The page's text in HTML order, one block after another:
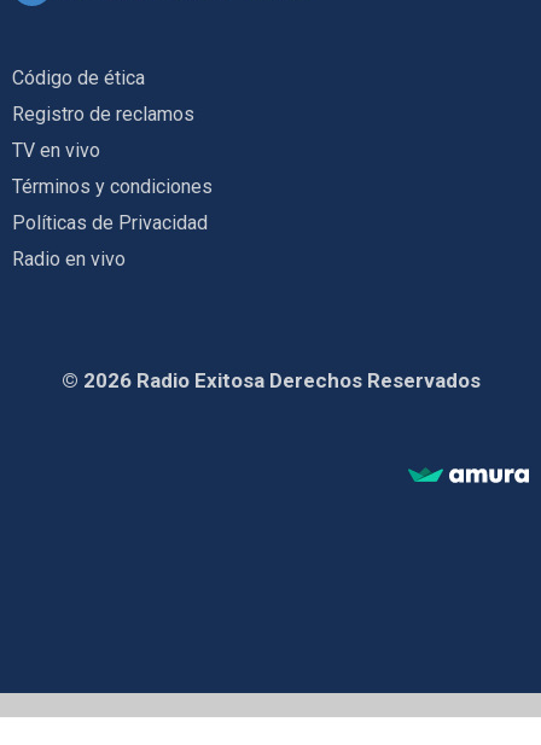
Código de ética
Registro de reclamos
TV en vivo
Términos y condiciones
Políticas de Privacidad
Radio en vivo
© 2026 Radio Exitosa Derechos Reservados